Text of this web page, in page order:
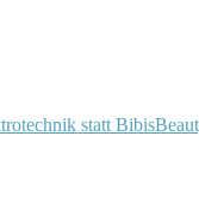
statt